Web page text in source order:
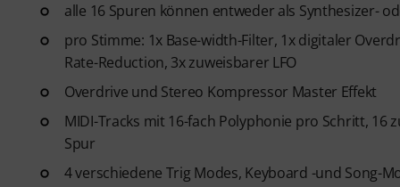
alle 16 Spuren können entweder als Synthesizer-
pro Stimme: 1x Base-width-Filter, 1x digitaler
Rate-Reduction, 3x zuweisbarer LFO
Overdrive und Stereo Kompressor Master Effekt
MIDI-Tracks mit 16-fach Polyphonie pro Schritt, 16
Spur
4 verschiedene Trig Modes, Keyboard -und Song-